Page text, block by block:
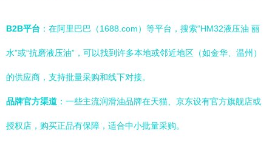
B2B平台 ：在阿里巴巴（1688.com）等平台，搜索“HM32液压油 丽
水”或“抗磨液压油”，可以找到许多本地或邻近地区（如金华、温州）
的供应商，支持批量采购和线下对接。
品牌官方渠道 ：一些主流润滑油品牌在天猫、京东设有官方旗舰店或
授权店，购买正品有保障，适合中小批量采购。